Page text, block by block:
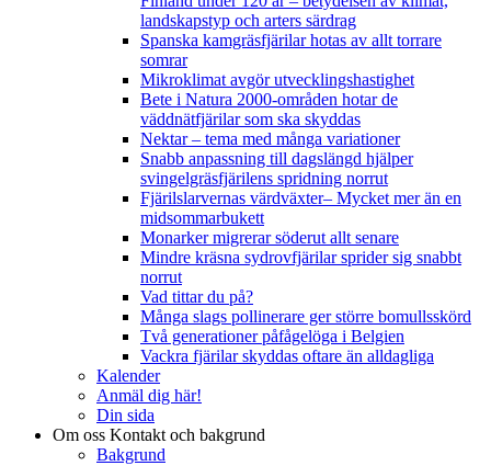
landskapstyp och arters särdrag
Spanska kamgräsfjärilar hotas av allt torrare
somrar
Mikroklimat avgör utvecklingshastighet
Bete i Natura 2000-områden hotar de
väddnätfjärilar som ska skyddas
Nektar – tema med många variationer
Snabb anpassning till dagslängd hjälper
svingelgräsfjärilens spridning norrut
Fjärilslarvernas värdväxter– Mycket mer än en
midsommarbukett
Monarker migrerar söderut allt senare
Mindre kräsna sydrovfjärilar sprider sig snabbt
norrut
Vad tittar du på?
Många slags pollinerare ger större bomullsskörd
Två generationer påfågelöga i Belgien
Vackra fjärilar skyddas oftare än alldagliga
Kalender
Anmäl dig här!
Din sida
Om oss Kontakt och bakgrund
Bakgrund